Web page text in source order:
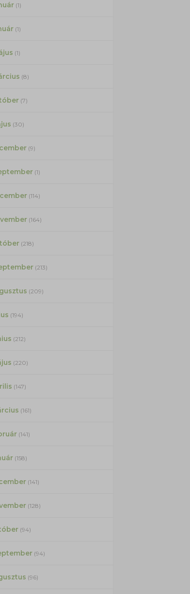
(1)
(1)
(1)
(8)
(7)
(30)
(9)
(1)
(114)
(164)
(218)
(213)
(209)
(194)
(212)
(220)
(147)
(161)
(141)
(158)
(141)
(128)
(94)
(94)
(96)